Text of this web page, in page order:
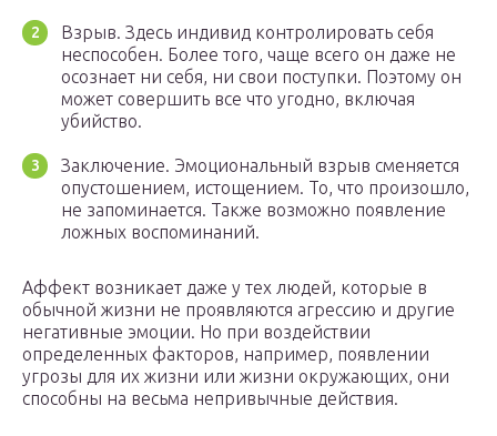
Взрыв. Здесь индивид контролировать себя
неспособен. Более того, чаще всего он даже не
осознает ни себя, ни свои поступки. Поэтому он
может совершить все что угодно, включая
убийство.
Заключение. Эмоциональный взрыв сменяется
опустошением, истощением. То, что произошло,
не запоминается. Также возможно появление
ложных воспоминаний.
Аффект возникает даже у тех людей, которые в
обычной жизни не проявляются агрессию и другие
негативные эмоции. Но при воздействии
определенных факторов, например, появлении
угрозы для их жизни или жизни окружающих, они
способны на весьма непривычные действия.